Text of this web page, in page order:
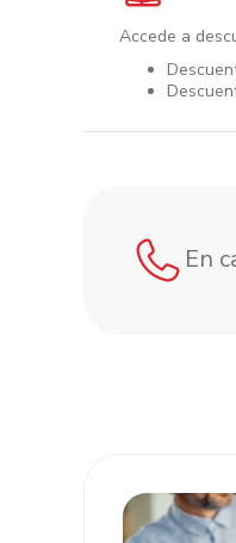
Accede a
En